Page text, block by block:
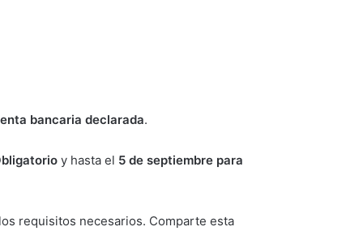
bancaria declarada.
y hasta el 5 de septiembre para
requisitos necesarios. Comparte esta